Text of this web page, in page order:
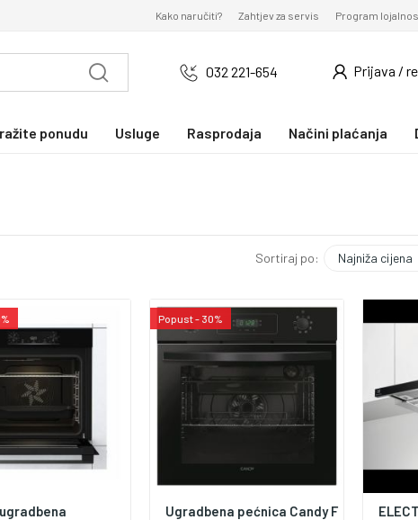
Kako naručiti? Zahtjev za servis Program
032 221-654 Prijava /
ponudu Usluge Rasprodaja Načini plaćanja
Sortiraj po: Najniža cijena
Popust - 30%
Ugradbena pećnica Candy F